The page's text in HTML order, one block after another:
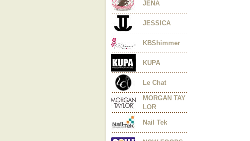
JENA
JESSICA
KBShimmer
KUPA
Le Chat
MORGAN TAY
LOR
Nail Tek